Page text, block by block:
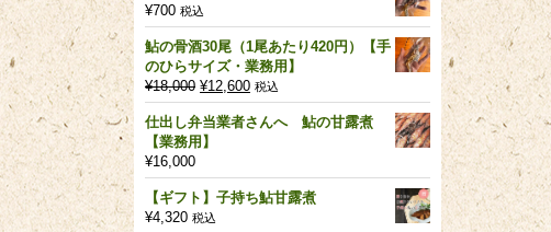
¥700 税込
鮎の骨酒30尾（1尾あたり420円）【手
のひらサイズ・業務用】
¥18,000 元
の
価
格
¥18,000
で
し
¥12,600現
在
の
は
¥12,600
税込
仕出し弁当業者さんへ 鮎の甘露煮
【業務用】
¥16,000
【ギフト】子持ち鮎甘露煮
¥4,320 税込